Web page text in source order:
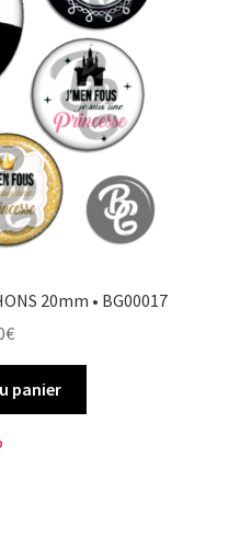
20mm • BG00017
€
panier